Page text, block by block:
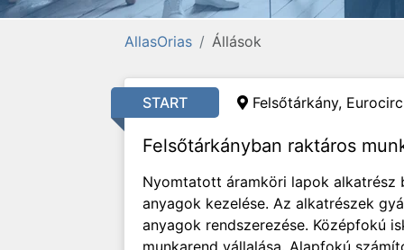
AllasOrias Állások
START Felsőtárkány,
Felsőtárkányban raktáros
Nyomtatott áramköri lapok alkatrész
anyagok kezelése. Az alkatrészek
anyagok rendszerezése. Középfokú
munkarend vállalása. Alapfokú